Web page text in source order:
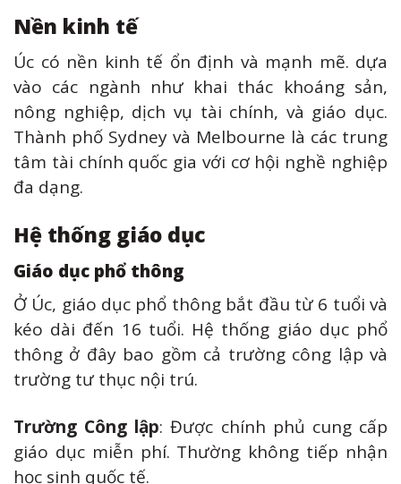
Nền kinh tế
Úc có nền kinh tế ổn định và mạnh mẽ. dựa
vào các ngành như khai thác khoáng sản,
nông nghiệp, dịch vụ tài chính, và giáo dục.
Thành phố Sydney và Melbourne là các trung
tâm tài chính quốc gia với cơ hội nghề nghiệp
đa dạng.
Hệ thống giáo dục
Giáo dục phổ thông
Ở Úc, giáo dục phổ thông bắt đầu từ 6 tuổi và
kéo dài đến 16 tuổi. Hệ thống giáo dục phổ
thông ở đây bao gồm cả trường công lập và
trường tư thục nội trú.
Trường Công lập: Được chính phủ cung cấp
giáo dục miễn phí. Thường không tiếp nhận
học sinh quốc tế.